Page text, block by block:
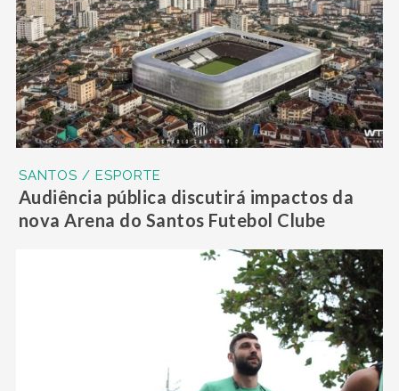
SANTOS / ESPORTE
Audiência pública discutirá impactos da
nova Arena do Santos Futebol Clube